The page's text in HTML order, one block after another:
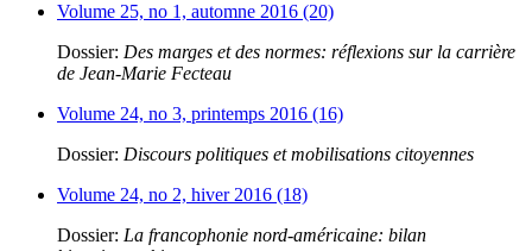
Volume 25, no 1, automne 2016 (20)
Dossier: Des marges et des normes: réflexions sur la carrière
de Jean-Marie Fecteau
Volume 24, no 3, printemps 2016 (16)
Dossier: Discours politiques et mobilisations citoyennes
Volume 24, no 2, hiver 2016 (18)
Dossier: La francophonie nord-américaine: bilan